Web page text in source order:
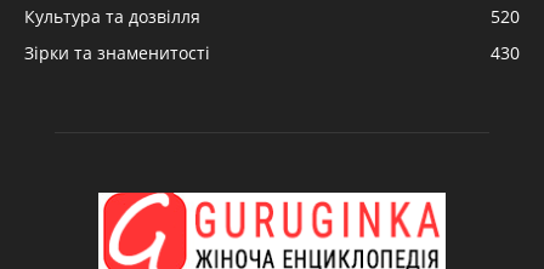
Культура та дозвілля
520
Зірки та знаменитості
430